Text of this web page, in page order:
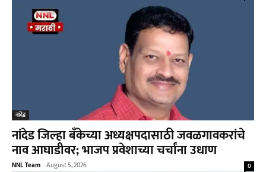
नांदेड
नांदेड जिल्हा बँकेच्या अध्यक्षपदासाठी जवळगावकरांचे
नाव आघाडीवर; भाजप प्रवेशाच्या चर्चांना उधाण
NNL Team -August 5, 2026 0